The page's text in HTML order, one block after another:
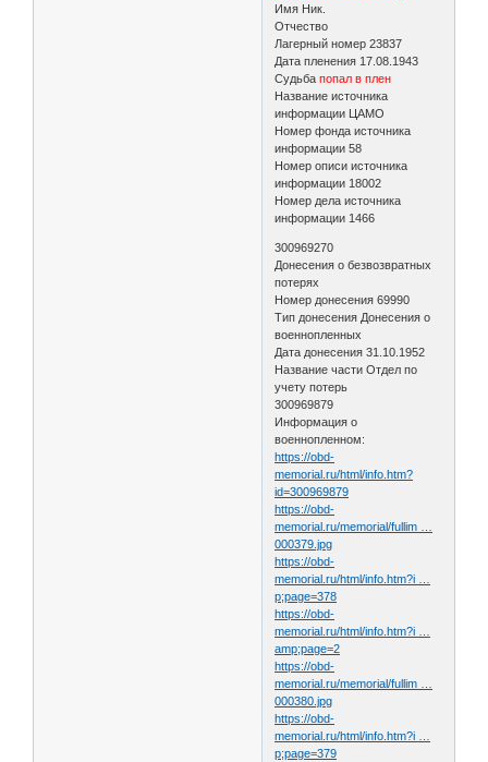
Имя Ник.
Отчество
Лагерный номер 23837
Дата пленения 17.08.1943
Судьбапопал в плен
Название источника
информации ЦАМО
Номер фонда источника
информации 58
Номер описи источника
информации 18002
Номер дела источника
информации 1466
300969270
Донесения о безвозвратных
потерях
Номер донесения 69990
Тип донесения Донесения о
военнопленных
Дата донесения 31.10.1952
Название части Отдел по
учету потерь
300969879
Информация о
военнопленном:
https://obd-
memorial.ru/html/info.htm?
id=300969879
https://obd-
memorial.ru/memorial/fullim …
000379.jpg
https://obd-
memorial.ru/html/info.htm?i …
p;page=378
https://obd-
memorial.ru/html/info.htm?i …
amp;page=2
https://obd-
memorial.ru/memorial/fullim …
000380.jpg
https://obd-
memorial.ru/html/info.htm?i …
p;page=379